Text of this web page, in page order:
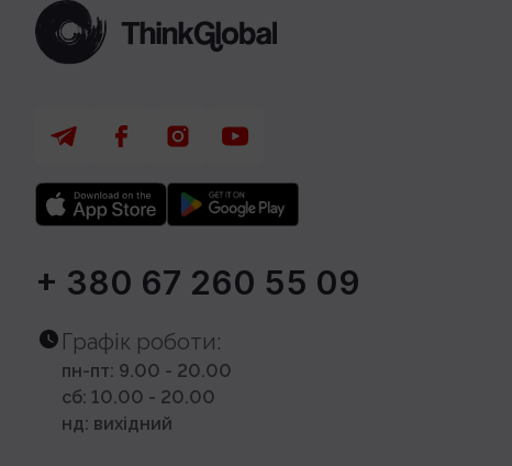
+ 380 67 260 55 09
Графік роботи:
пн-пт: 9.00 - 20.00
сб: 10.00 - 20.00
нд: вихідний